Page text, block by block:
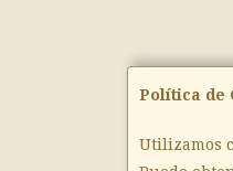
Política de
Utilizamos